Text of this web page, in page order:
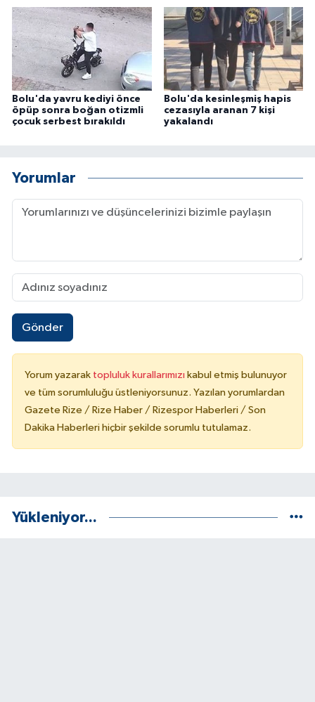
Bolu'da yavru kediyi önce
öpüp sonra boğan otizmli
çocuk serbest bırakıldı
Bolu'da kesinleşmiş hapis
cezasıyla aranan 7 kişi
yakalandı
Yorumlar
Gönder
Yorum yazarak topluluk kurallarımızı kabul etmiş bulunuyor
ve tüm sorumluluğu üstleniyorsunuz. Yazılan yorumlardan
Gazete Rize / Rize Haber / Rizespor Haberleri / Son
Dakika Haberleri hiçbir şekilde sorumlu tutulamaz.
Yükleniyor...